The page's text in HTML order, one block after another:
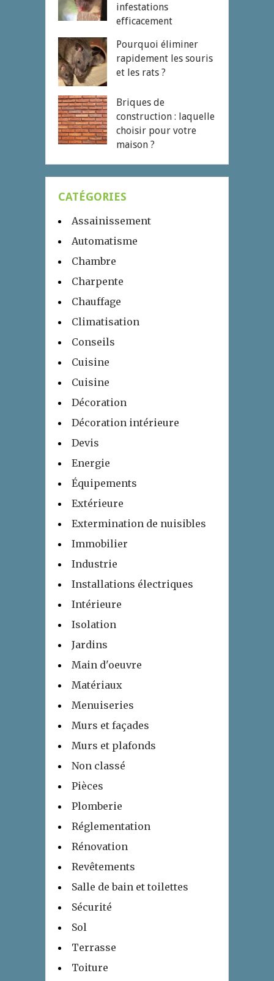
infestations
efficacement
Pourquoi éliminer
rapidement les souris
et les rats ?
Briques de
construction : laquelle
choisir pour votre
maison ?
CATÉGORIES
Assainissement
Automatisme
Chambre
Charpente
Chauffage
Climatisation
Conseils
Cuisine
Cuisine
Décoration
Décoration intérieure
Devis
Energie
Équipements
Extérieure
Extermination de nuisibles
Immobilier
Industrie
Installations électriques
Intérieure
Isolation
Jardins
Main d'oeuvre
Matériaux
Menuiseries
Murs et façades
Murs et plafonds
Non classé
Pièces
Plomberie
Réglementation
Rénovation
Revêtements
Salle de bain et toilettes
Sécurité
Sol
Terrasse
Toiture